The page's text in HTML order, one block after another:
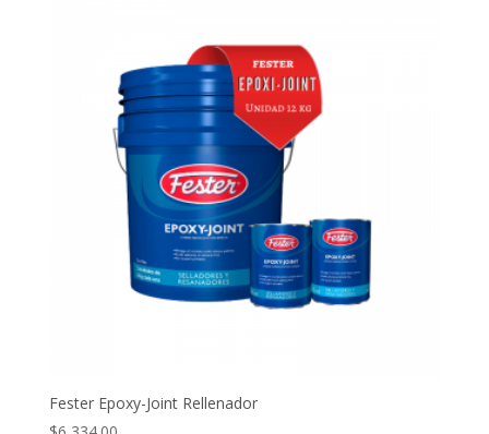
Fester Epoxy-Joint Rellenador